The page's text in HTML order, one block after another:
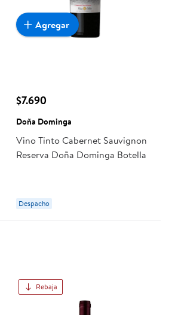
$7.690
Doña Dominga
Vino Tinto Cabernet Sauvignon
Reserva Doña Dominga Botella
Despacho
Agregar
Rebaja